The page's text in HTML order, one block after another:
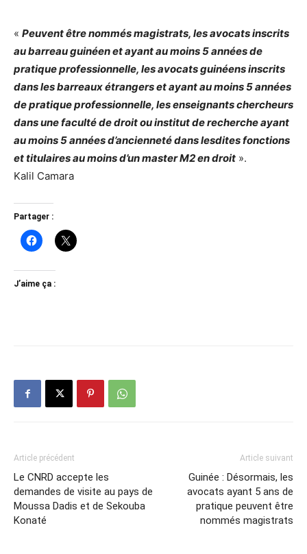
« Peuvent être nommés magistrats, les avocats inscrits
au barreau guinéen et ayant au moins 5 années de
pratique professionnelle, les avocats guinéens inscrits
dans les barreaux étrangers et ayant au moins 5 années
de pratique professionnelle, les enseignants chercheurs
dans une faculté de droit ou institut de recherche ayant
au moins 5 années d’ancienneté dans lesdites fonctions
et titulaires au moins d’un master M2 en droit ».
Kalil Camara
Partager :
J’aime ça :
Article précédent
Le CNRD accepte les
demandes de visite au pays de
Moussa Dadis et de Sekouba
Konaté
Article suivant
Guinée : Désormais, les
avocats ayant 5 ans de
pratique peuvent être
nommés magistrats